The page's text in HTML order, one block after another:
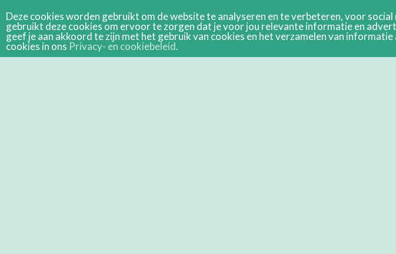
Deze cookies worden gebruikt om de website te analyseren en te verbeteren, voor
gebruikt deze cookies om ervoor te zorgen dat je voor jou relevante informatie en
geef je aan akkoord te zijn met het gebruik van cookies en het verzamelen van
cookies in ons Privacy- en cookiebeleid.